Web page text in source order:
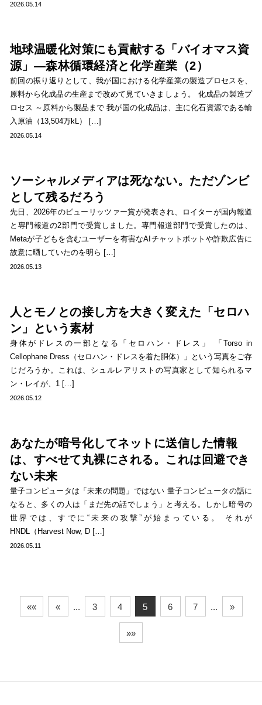
2026.05.14
地球温暖化対策にも貢献する「バイオマス資
源」―森林循環経済と化学産業（2）
前回の振り返りとして、我が国における化学産業の製造プロセスを、
原料から化成品の生産まで改めて見ていきましょう。 化成品の製造プ
ロセス ～原料から製品まで 我が国の化成品は、主に化石資源である輸
入原油（13,504万kL） […]
2026.05.14
ソーシャルメディアは死なない。ただゾンビ
として残るだろう
先日、2026年のピューリッツァー賞が発表され、ロイターが国内報道
と専門報道の2部門で受賞しました。専門報道部門で受賞したのは、
Metaが子どもを含むユーザーを有害なAIチャットボットや詐欺広告に
故意に晒していたのを明ら […]
2026.05.13
人とモノとの接し方を大きく変えた「セロハ
ン」という素材
身体がドレスの一部となる「セロハン・ドレス」 「Torso in
Cellophane Dress（セロハン・ドレスを着た胴体）」という写真をご存
じだろうか。これは、シュルレアリストの写真家として知られるマ
ン・レイが、1 […]
2026.05.12
あなたが暗号化してネットに送信した情報
は、すべせて丸裸にされる。これは回避でき
ない未来
量子コンピュータは「未来の問題」ではない 量子コンピュータの話に
なると、多くの人は「まだ先の話でしょう」と考える。しかし暗号の
世界では、すでに“未来の攻撃”が始まっている。 それが
HNDL（Harvest Now, D […]
2026.05.11
«« « ... 3 4 5 6 7 ... »
»»